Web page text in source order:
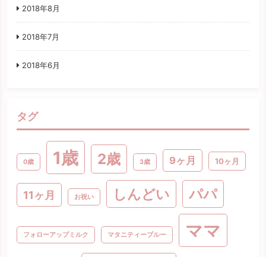
2018年8月
2018年7月
2018年6月
タグ
0歳 1歳 2歳 3歳 9ヶ月 10ヶ月
11ヶ月 お祝い しんどい パパ
フォローアップミルク マタニティーブルー ママ